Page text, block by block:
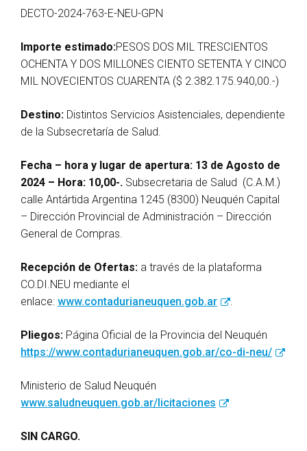
DECTO-2024-763-E-NEU-GPN
Importe estimado:PESOS DOS MIL TRESCIENTOS
OCHENTA Y DOS MILLONES CIENTO SETENTA Y CINCO
MIL NOVECIENTOS CUARENTA ($ 2.382.175.940,00.-)
Destino: Distintos Servicios Asistenciales, dependiente
de la Subsecretaría de Salud.
Fecha – hora y lugar de apertura: 13 de Agosto de
2024 – Hora: 10,00-. Subsecretaria de Salud (C.A.M.)
calle Antártida Argentina 1245 (8300) Neuquén Capital
– Dirección Provincial de Administración – Dirección
General de Compras.
Recepción de Ofertas: a través de la plataforma
CO.DI.NEU mediante el
enlace: www.contadurianeuquen.gob.ar .
Pliegos: Página Oficial de la Provincia del Neuquén
https://www.contadurianeuquen.gob.ar/co-di-neu/
Ministerio de Salud Neuquén
www.saludneuquen.gob.ar/licitaciones
SIN CARGO.